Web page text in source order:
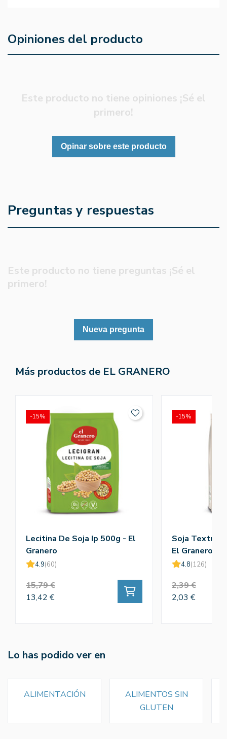
Opiniones del producto
Este producto no tiene opiniones ¡Sé el
primero!
Opinar sobre este producto
Preguntas y respuestas
Este producto no tiene preguntas ¡Sé el
primero!
Nueva pregunta
Más productos de EL GRANERO
Lecitina De Soja Ip 500g - El
Granero
4.9(60)
15,79 €
13,42 €
-15%
Soja
El Granero
4.8(126)
2,39 €
2,03 €
-15%
Lo has podido ver en
ALIMENTACIÓN
ALIMENTOS SIN
GLUTEN